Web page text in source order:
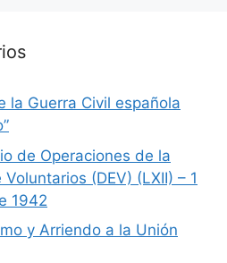
la Guerra Civil española
de Operaciones de la
(DEV) (LXII) – 1
1942
y Arriendo a la Unión